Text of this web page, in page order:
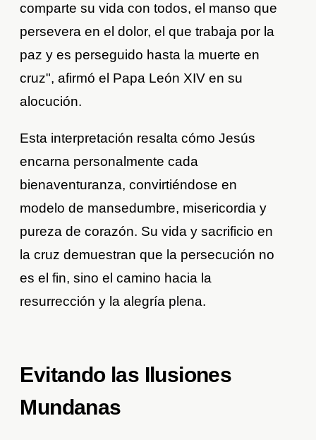
comparte su vida con todos, el manso que
persevera en el dolor, el que trabaja por la
paz y es perseguido hasta la muerte en
cruz", afirmó el Papa León XIV en su
alocución.
Esta interpretación resalta cómo Jesús
encarna personalmente cada
bienaventuranza, convirtiéndose en
modelo de mansedumbre, misericordia y
pureza de corazón. Su vida y sacrificio en
la cruz demuestran que la persecución no
es el fin, sino el camino hacia la
resurrección y la alegría plena.
Evitando las Ilusiones
Mundanas